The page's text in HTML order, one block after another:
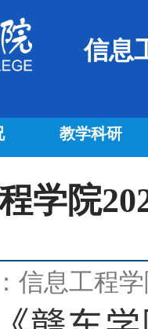
信息
教学科研
学院
信息工程